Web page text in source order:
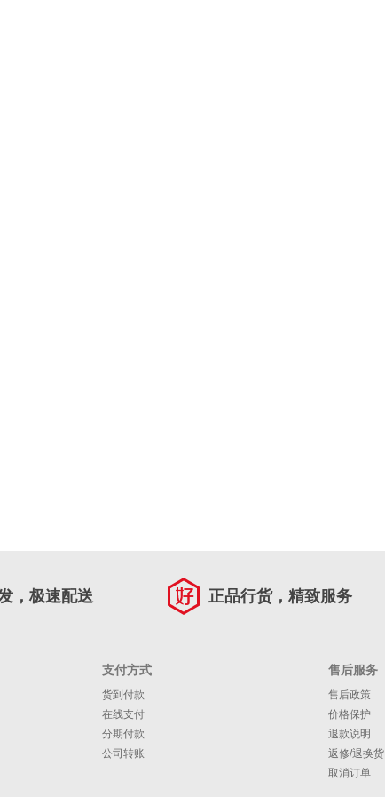
，极速配送 正品行货，精致服务
支付方式
货到付款
在线支付
分期付款
公司转账
售后服务
售后政策
价格保护
退款说明
返修/退换货
取消订单